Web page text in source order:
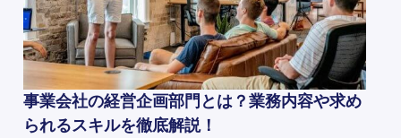
事業会社の経営企画部門とは？業務内容や求め
られるスキルを徹底解説！